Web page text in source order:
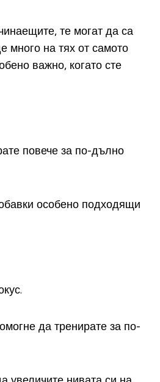
те могат да са
много на тях от самото
важно, когато сте
повече за по-дълно
особено подходящи
да тренирате за по-